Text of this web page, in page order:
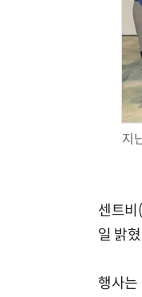
지
센트비
일 밝
행사는